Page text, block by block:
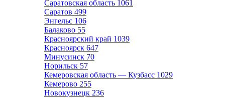
Саратовская область 1061
Саратов 499
Энгельс 106
Балаково 55
Красноярский край 1039
Красноярск 647
Минусинск 70
Норильск 57
Кемеровская область — Кузбасс 1029
Кемерово 255
Новокузнецк 236